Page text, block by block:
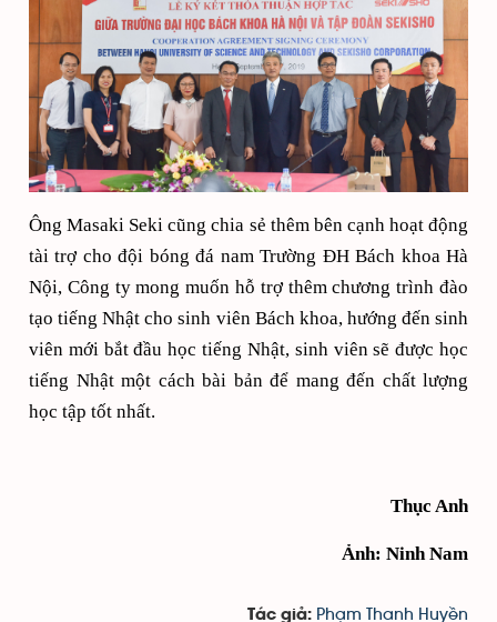
Ông Masaki Seki cũng chia sẻ thêm bên cạnh hoạt động
tài trợ cho đội bóng đá nam Trường ĐH Bách khoa Hà
Nội, Công ty mong muốn hỗ trợ thêm chương trình đào
tạo tiếng Nhật cho sinh viên Bách khoa, hướng đến sinh
viên mới bắt đầu học tiếng Nhật, sinh viên sẽ được học
tiếng Nhật một cách bài bản để mang đến chất lượng
học tập tốt nhất.
Thục Anh
Ảnh: Ninh Nam
Tác giả: Phạm Thanh Huyền